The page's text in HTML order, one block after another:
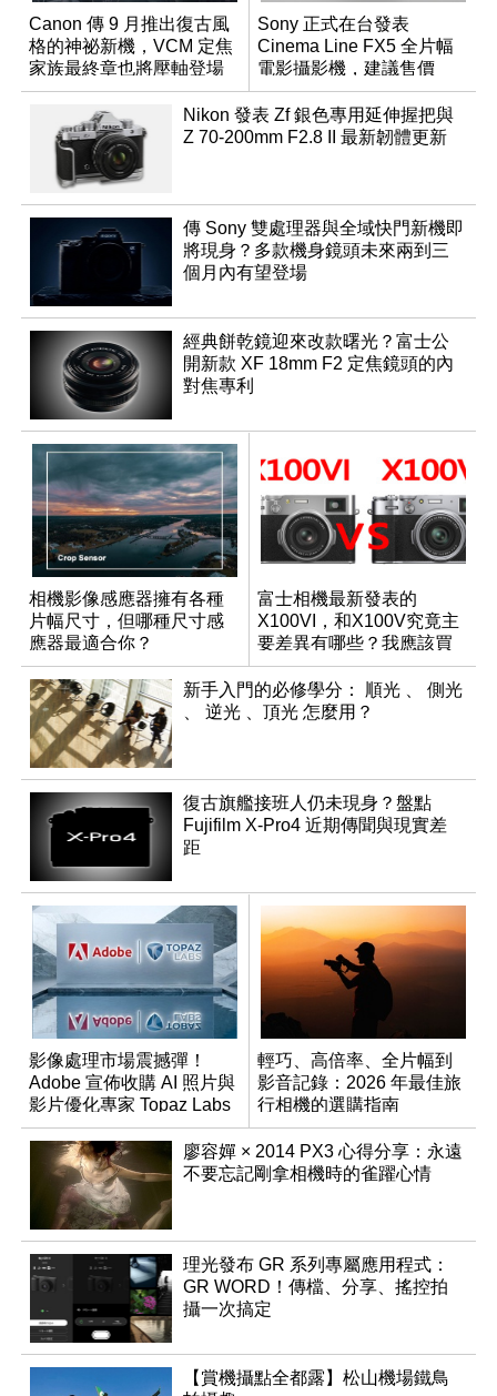
Canon 傳 9 月推出復古風
格的神祕新機，VCM 定焦
家族最終章也將壓軸登場
Sony 正式在台發表
Cinema Line FX5 全片幅
電影攝影機，建議售價
NT$144,980
Nikon 發表 Zf 銀色專用延伸握把與
Z 70-200mm F2.8 II 最新韌體更新
傳 Sony 雙處理器與全域快門新機即
將現身？多款機身鏡頭未來兩到三
個月內有望登場
經典餅乾鏡迎來改款曙光？富士公
開新款 XF 18mm F2 定焦鏡頭的內
對焦專利
相機影像感應器擁有各種
片幅尺寸，但哪種尺寸感
應器最適合你？
富士相機最新發表的
X100VI，和X100V究竟主
要差異有哪些？我應該買
哪一台？
新手入門的必修學分： 順光 、 側光
、 逆光 、頂光 怎麼用？
復古旗艦接班人仍未現身？盤點
Fujifilm X-Pro4 近期傳聞與現實差
距
影像處理市場震撼彈！
Adobe 宣佈收購 AI 照片與
影片優化專家 Topaz Labs
輕巧、高倍率、全片幅到
影音記錄：2026 年最佳旅
行相機的選購指南
廖容嬋 × 2014 PX3 心得分享：永遠
不要忘記剛拿相機時的雀躍心情
理光發布 GR 系列專屬應用程式：
GR WORD！傳檔、分享、搖控拍
攝一次搞定
【賞機攝點全都露】松山機場鐵鳥